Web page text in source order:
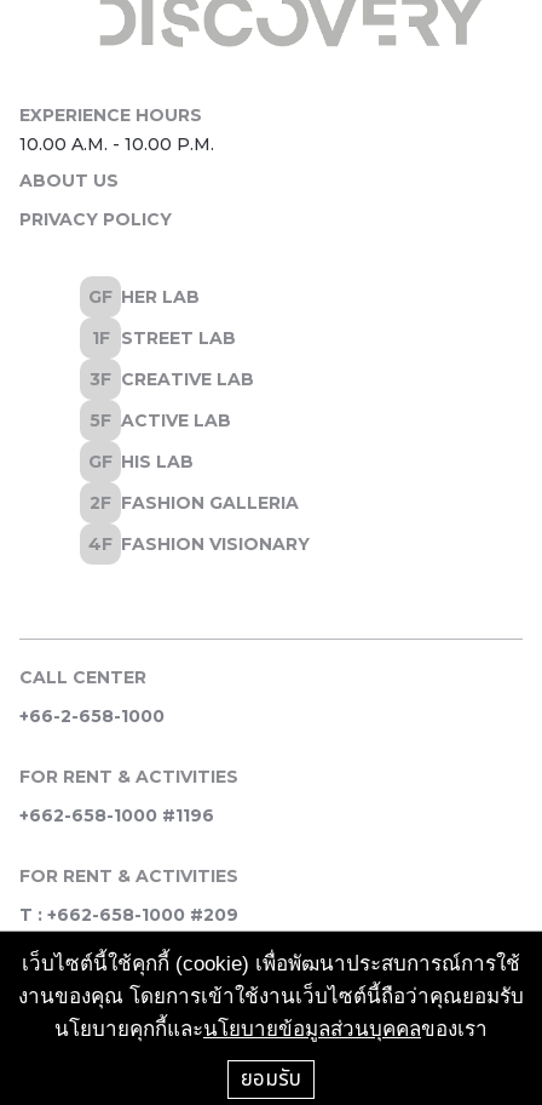
เว็บไซต์นี้ใช้คุกกี้ (cookie) เพื่อพัฒนาประสบการณ์การใช้
งานของคุณ โดยการเข้าใช้งานเว็บไซต์นี้ถือว่าคุณยอมรับ
นโยบายคุกกี้และนโยบายข้อมูลส่วนบุคคลของเรา
ยอมรับ
ABOUT US
PRIVACY POLICY
CALL CENTER
+66-2-658-1000
FOR RENT & ACTIVITIES
+662-658-1000 #1196
FOR RENT & ACTIVITIES
T : +662-658-1000 #209
SOCIAL MEDIA